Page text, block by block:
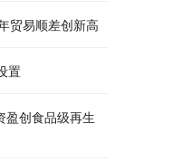
贸易顺差创新高
置
盈创食品级再生